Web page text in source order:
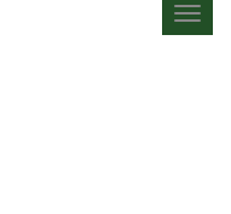
Toggle
ข่าวจากสื่อสิ่ง